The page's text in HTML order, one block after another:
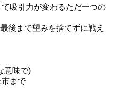
吸引力が変わるただ一つの
後まで望みを捨てずに戦え
意味で)
まで